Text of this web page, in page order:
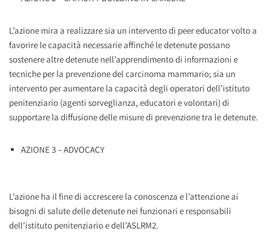
L’azione mira a realizzare sia un intervento di peer educator volto a
favorire le capacità necessarie affinché le detenute possano
sostenere altre detenute nell’apprendimento di informazioni e
tecniche per la prevenzione del carcinoma mammario; sia un
intervento per aumentare la capacità degli operatori dell’istituto
penitenziario (agenti sorveglianza, educatori e volontari) di
supportare la diffusione delle misure di prevenzione tra le detenute.
AZIONE 3 – ADVOCACY
L’azione ha il fine di accrescere la conoscenza e l’attenzione ai
bisogni di salute delle detenute nei funzionari e responsabili
dell’istituto penitenziario e dell’ASLRM2.